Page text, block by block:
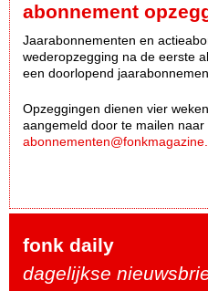
abonnement
Jaarabonnementen en
wederopzegging na de eerste
een doorlopend
Opzeggingen dienen vier
aangemeld door te mailen naar
fonk daily
dagelijkse